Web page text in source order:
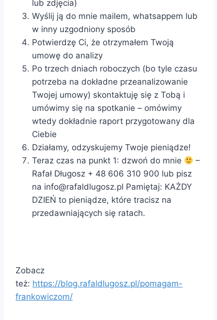
lub zdjęcia)
Wyślij ją do mnie mailem, whatsappem lub
w inny uzgodniony sposób
Potwierdzę Ci, że otrzymałem Twoją
umowę do analizy
Po trzech dniach roboczych (bo tyle czasu
potrzeba na dokładne przeanalizowanie
Twojej umowy) skontaktuję się z Tobą i
umówimy się na spotkanie – omówimy
wtedy dokładnie raport przygotowany dla
Ciebie
Działamy, odzyskujemy Twoje pieniądze!
Teraz czas na punkt 1: dzwoń do mnie
–
Rafał Długosz + 48 606 310 900 lub pisz
na info@rafaldlugosz.pl Pamiętaj: KAŻDY
DZIEŃ to pieniądze, które tracisz na
przedawniających się ratach.
Zobacz
też: https://blog.rafaldlugosz.pl/pomagam-
frankowiczom/